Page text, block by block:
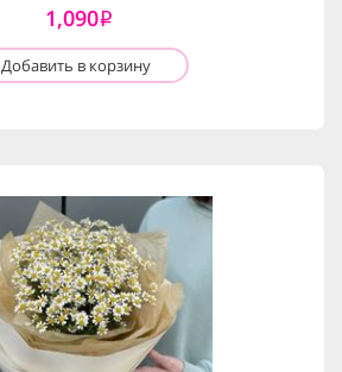
1,090i
Добавить в корзину